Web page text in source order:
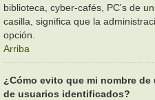
biblioteca, cyber-cafés, PC's de
casilla, significa que la
opción.
Arriba
¿Cómo evito que mi nombre
de usuarios identificados?